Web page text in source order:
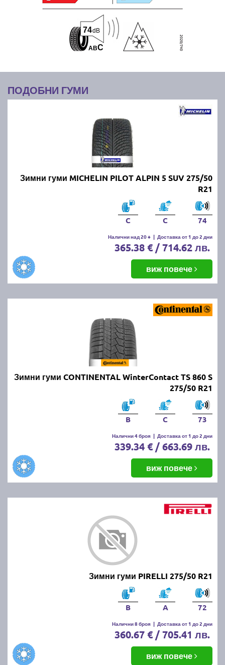
ABC
74dB
ПОДОБНИ ГУМИ
Зимни гуми MICHELIN PILOT ALPIN 5 SUV 275/50
R21
C C 74
Налични над 20 + | Доставка от 1 до 2 дни
365.38 € / 714.62 лв.
виж повече
Зимни гуми CONTINENTAL WinterContact TS 860 S
275/50 R21
B C 73
Налични 4 броя | Доставка от 1 до 2 дни
339.34 € / 663.69 лв.
виж повече
Зимни гуми PIRELLI 275/50 R21
B A 72
Налични 8 броя | Доставка от 1 до 2 дни
360.67 € / 705.41 лв.
виж повече